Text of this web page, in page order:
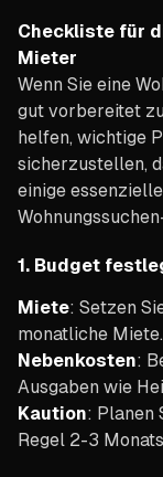
Checkliste für
Mieter
Wenn Sie eine
gut vorbereitet
helfen, wichtige
sicherzustellen,
einige
1. Budget
Miete: Setzen
monatliche Miete.
Nebenkosten:
Ausgaben wie
Kaution: Planen
Regel 2-3